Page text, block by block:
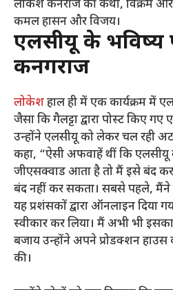
लोकेश कनराज की कैथी, विक्रम और
कमल हासन और विजय।
एलसीयू के भविष्य
कनगराज
लोकेशहाल ही में एक कार्यक्रम में
जैसा कि गैलट्टा द्वारा पोस्ट किए
उन्होंने एलसीयू को लेकर चल रही
कहा, “ऐसी अफवाहें थीं कि एलसीयू
जीएसक्वाड आता है तो मैं इसे बंद
बंद नहीं कर सकता। सबसे पहले, मैंने
यह प्रशंसकों द्वारा ऑनलाइन दिया
स्वीकार कर लिया। मैं अभी भी
बजाय उन्होंने अपने प्रोडक्शन
की।